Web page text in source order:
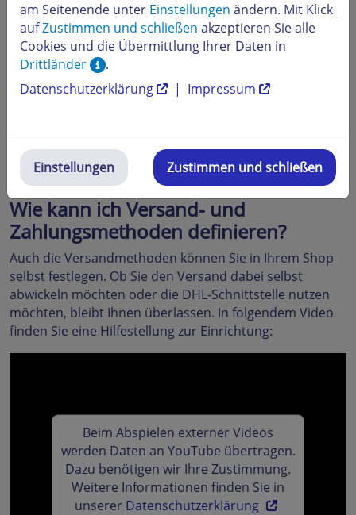
Zustimmen und schließen
Anleitung:
So legen Sie ein Produkt im Webshop Now an
Wie kann ich Versand- und
Zahlungsmethoden definieren?
Auch die Versandmethoden können Sie in Ihrem Shop
selbst festlegen. Ob Sie den Versand dabei selbst
abwickeln möchten oder die DHL-Schnittstelle nutzen
möchten, bleibt Ihnen überlassen. In folgendem Video
finden Sie eine Hilfestellung zur Einrichtung:
Beim Abspielen externer Videos
werden Daten an YouTube übertragen.
Dazu benötigen wir Ihre Zustimmung.
Weitere Informationen finden Sie in
unserer Datenschutzerklärung
am Seitenende unter Einstellungen ändern. Mit Klick
aufZustimmen und schließen akzeptieren Sie alle
Cookies und die Übermittlung Ihrer Daten in
Drittländer
.
Datenschutzerklärung
| Impressum
Einstellungen Zustimmen und schließen